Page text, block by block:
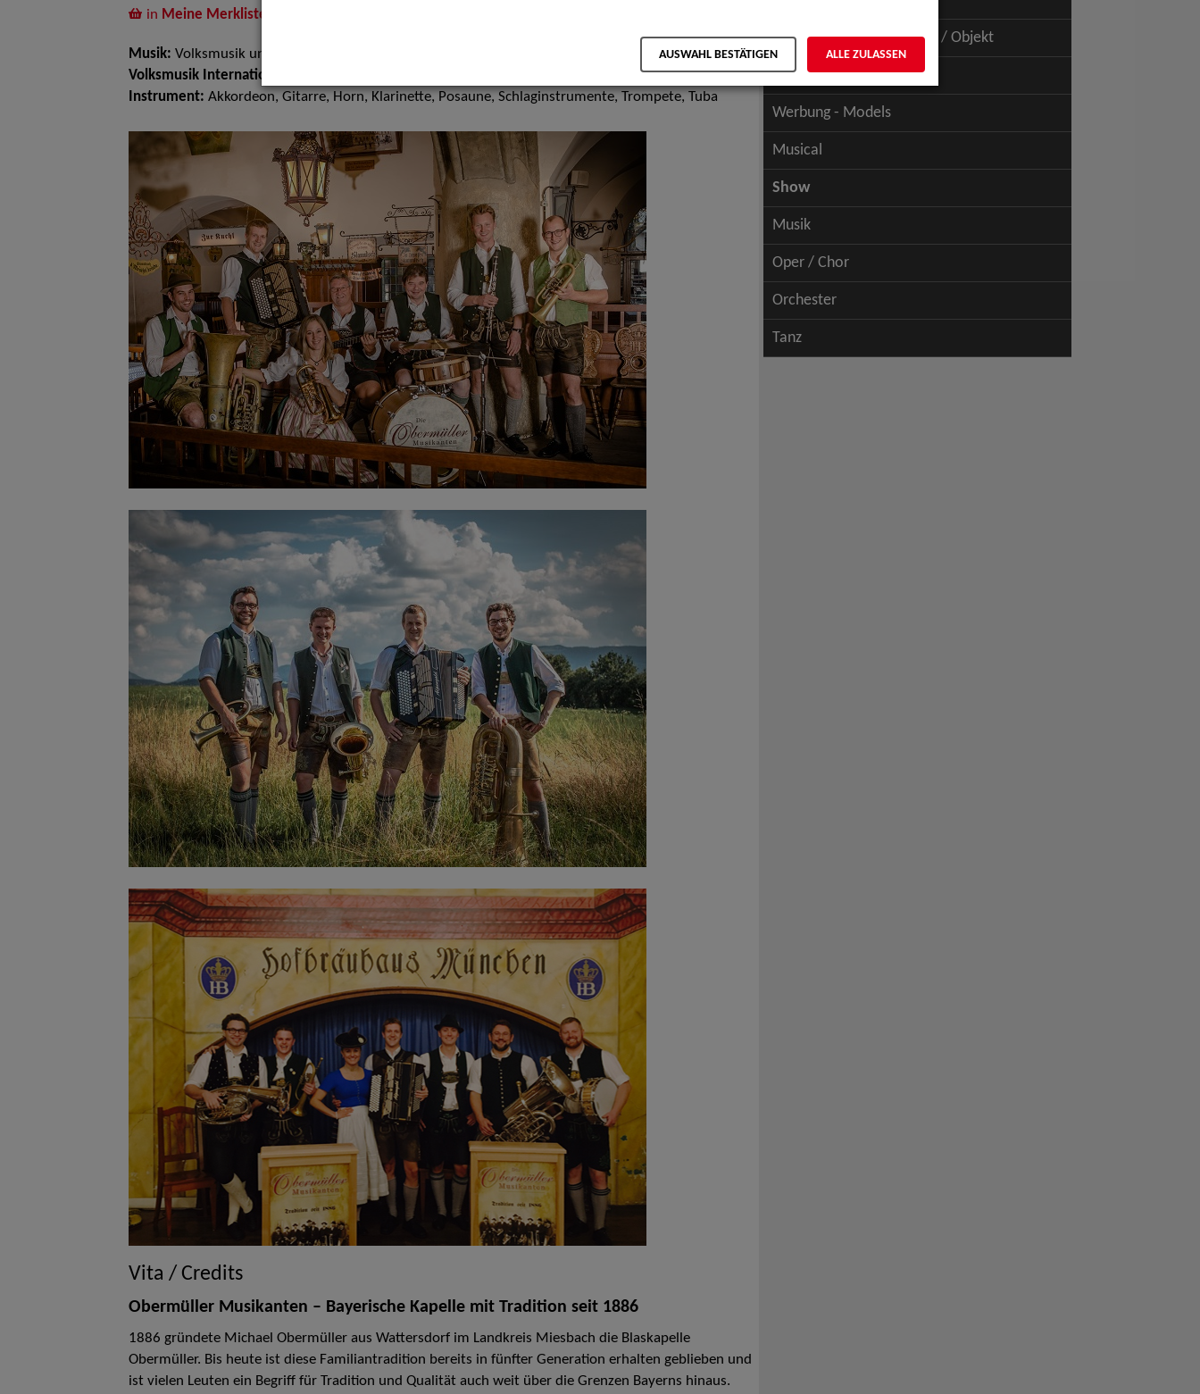
in Meine Merkliste
Musik: Volksmusik und Intern. Folklore
Volksmusik Internationale Folklore:
Bayern Kapellen, Oberkrainer, Oktoberfest Bands
Instrument: Akkordeon, Gitarre, Horn, Klarinette, Posaune, Schlaginstrumente, Trompete, Tuba
Vita / Credits
Obermüller Musikanten – Bayerische Kapelle mit Tradition seit 1886
1886 gründete Michael Obermüller aus Wattersdorf im Landkreis Miesbach die Blaskapelle
Obermüller. Bis heute ist diese Familiantradition bereits in fünfter Generation erhalten geblieben und
ist vielen Leuten ein Begriff für Tradition und Qualität auch weit über die Grenzen Bayerns hinaus.
Schauspiel - Figur / Puppe / Objekt
Werbung - Talents
Werbung - Models
Musical
Show
Musik
Oper / Chor
Orchester
Tanz
AUSWAHL BESTÄTIGEN ALLE ZULASSEN